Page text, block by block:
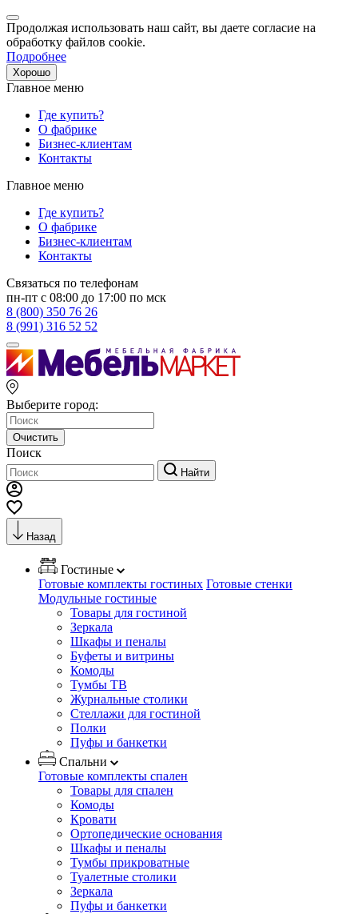
Продолжая использовать наш сайт, вы даете согласие на
обработку файлов cookie.
Подробнее
Хорошо
Главное меню
Где купить?
О фабрике
Бизнес-клиентам
Контакты
Главное меню
Где купить?
О фабрике
Бизнес-клиентам
Контакты
Связаться по телефонам
пн-пт с 08:00 до 17:00 по мск
8 (800) 350 76 26
8 (991) 316 52 52
Выберите город:
Очистить
Поиск
Найти
Назад
Гостиные
Готовые комплекты гостиных Готовые стенки
Модульные гостиные
Товары для гостиной
Зеркала
Шкафы и пеналы
Буфеты и витрины
Комоды
Тумбы ТВ
Журнальные столики
Стеллажи для гостиной
Полки
Пуфы и банкетки
Спальни
Готовые комплекты спален
Товары для спален
Комоды
Кровати
Ортопедические основания
Шкафы и пеналы
Тумбы прикроватные
Туалетные столики
Зеркала
Пуфы и банкетки